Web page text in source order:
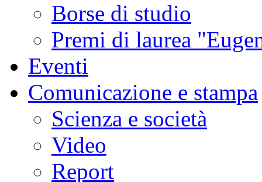
Borse di studio
Premi di laurea
Eventi
Comunicazione e stampa
Scienza e società
Video
Report